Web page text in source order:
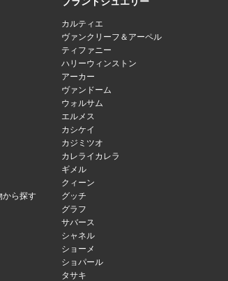
から探す
カルティエ
ヴァンクリーフ＆アーペル
ティファニー
ハリーウィンストン
アーカー
ヴァンドーム
ウォルサム
エルメス
カシケイ
カジミツオ
カレライカレラ
ギメル
クィーン
グッチ
グラフ
サバース
シャネル
ショーメ
ショパール
タサキ